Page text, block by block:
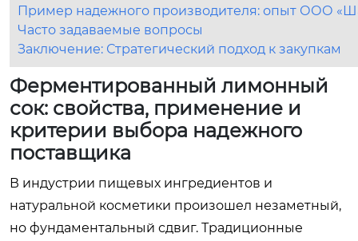
Пример надежного производителя: опыт ООО
Часто задаваемые вопросы
Заключение: Стратегический подход к закупкам
Ферментированный лимонный
сок: свойства, применение и
критерии выбора надежного
поставщика
В индустрии пищевых ингредиентов и
натуральной косметики произошел незаметный,
но фундаментальный сдвиг. Традиционные